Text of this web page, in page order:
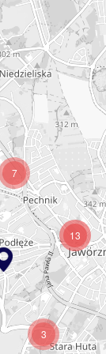
3
7
13